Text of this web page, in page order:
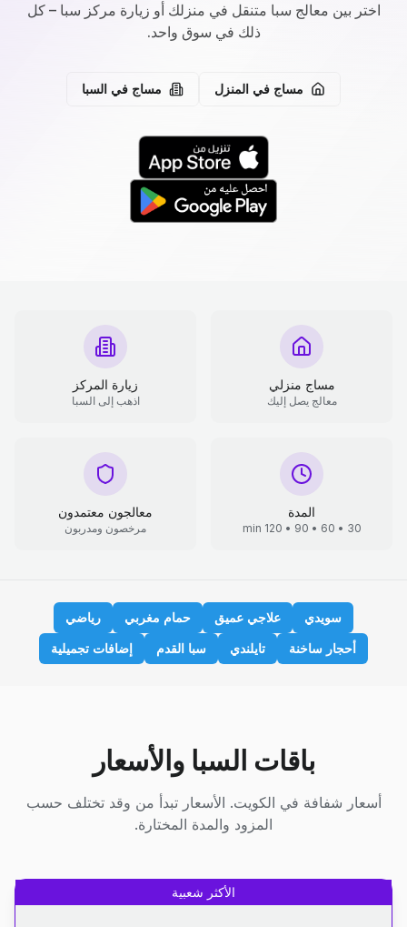
اختر بين معالج سبا متنقل في منزلك أو زيارة مركز سبا – كل
ذلك في سوق واحد.
مساج في المنزل مساج في السبا
مساج منزلي
معالج يصل إليك
زيارة المركز
اذهب إلى السبا
المدة
30 • 60 • 90 • 120 min
معالجون معتمدون
مرخصون ومدربون
سويدي علاجي عميق حمام مغربي
رياضي
أحجار ساخنة
تايلندي سبا القدم إضافات تجميلية
باقات السبا والأسعار
أسعار شفافة في الكويت. الأسعار تبدأ من وقد تختلف حسب
المزود والمدة المختارة.
الأكثر شعبية